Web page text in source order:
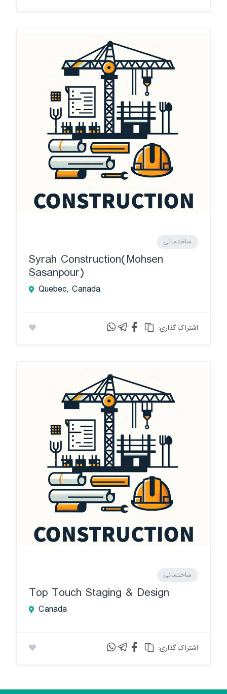
ساختمانی
Syrah Construction(Mohsen
Sasanpour)
Quebec, Canada
:اشتراک گذاری
ساختمانی
Top Touch Staging & Design
Canada
:اشتراک گذاری